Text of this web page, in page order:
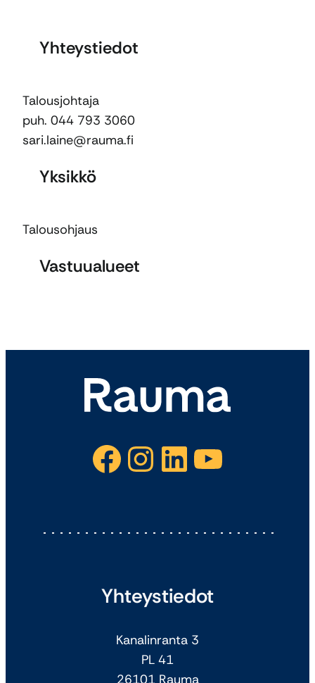
Yhteystiedot
Talousjohtaja
puh. 044 793 3060
sari.laine@rauma.fi
Yksikkö
Talousohjaus
Vastuualueet
Facebook Instagram LinkedIn YouTube
Yhteystiedot
Kanalinranta 3
PL 41
26101 Rauma